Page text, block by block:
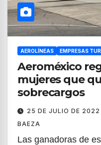
AEROLÍNEAS EMPRESAS
Aeroméxico
mujeres que
sobrecargos
25 DE JULIO DE 2022
BAEZA
Las ganadoras de